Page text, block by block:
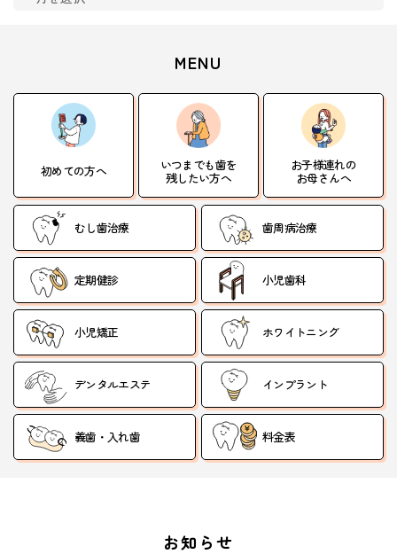
MENU
初めての方へ いつまでも歯を
残したい方へ
お子様連れの
お母さんへ
むし歯治療 歯周病治療
定期健診 小児歯科
小児矯正 ホワイトニング
デンタルエステ インプラント
義歯・入れ歯 料金表
お知らせ